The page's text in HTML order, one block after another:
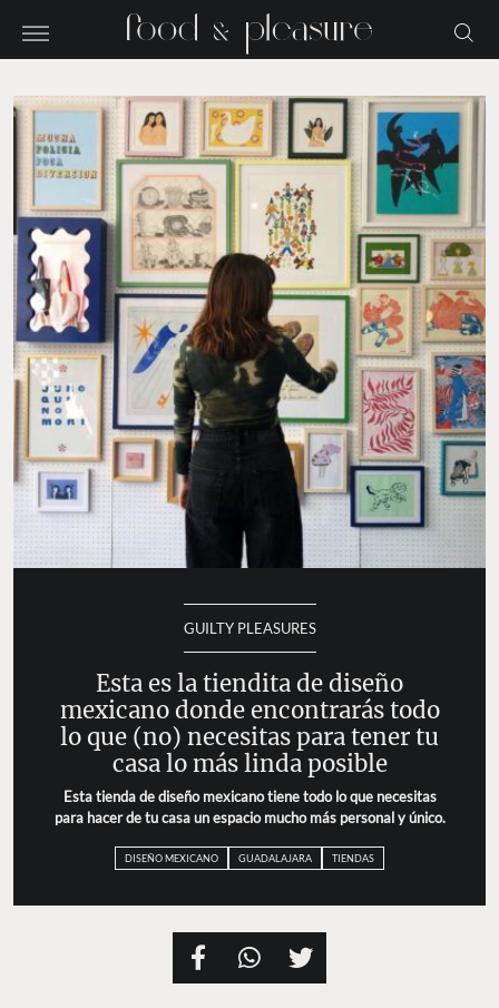
GUILTY PLEASURES
Esta es la tiendita de diseño
mexicano donde encontrarás todo
lo que (no) necesitas para tener tu
casa lo más linda posible
Esta tienda de diseño mexicano tiene todo lo que necesitas
para hacer de tu casa un espacio mucho más personal y único.
DISEÑO MEXICANO GUADALAJARA TIENDAS